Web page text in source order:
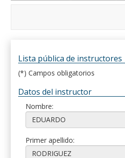
Lista pública de instructores
(*) Campos obligatorios
Datos del instructor
Nombre:
Primer apellido: